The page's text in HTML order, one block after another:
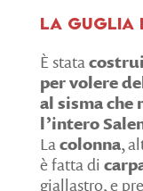
La Guglia
È stata
per volere
al sisma che
l’intero
Lacolonna,
è fatta di
giallastro, e